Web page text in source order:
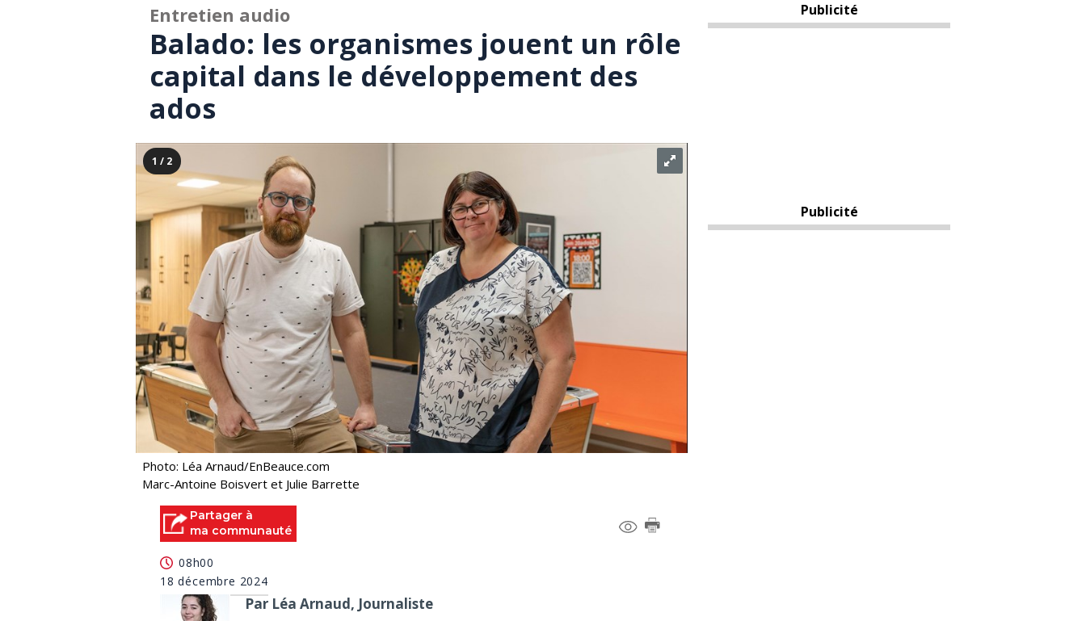
Entretien audio
Balado: les organismes jouent un rôle
capital dans le développement des
ados
1 / 2
Photo: Léa Arnaud/EnBeauce.com
Marc-Antoine Boisvert et Julie Barrette
Partager à
ma communauté
08h00
18 décembre 2024
Par Léa Arnaud, Journaliste
Publicité
Publicité